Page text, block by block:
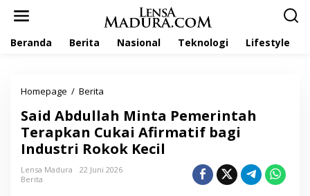
Beranda Berita Nasional Teknologi Lifestyle
Homepage / Berita
i
d
A
b
d
Said Abdullah Minta Pemerintah
Terapkan Cukai Afirmatif bagi
Industri Rokok Kecil
Lensa Madura
22 Juni 2026
Berita